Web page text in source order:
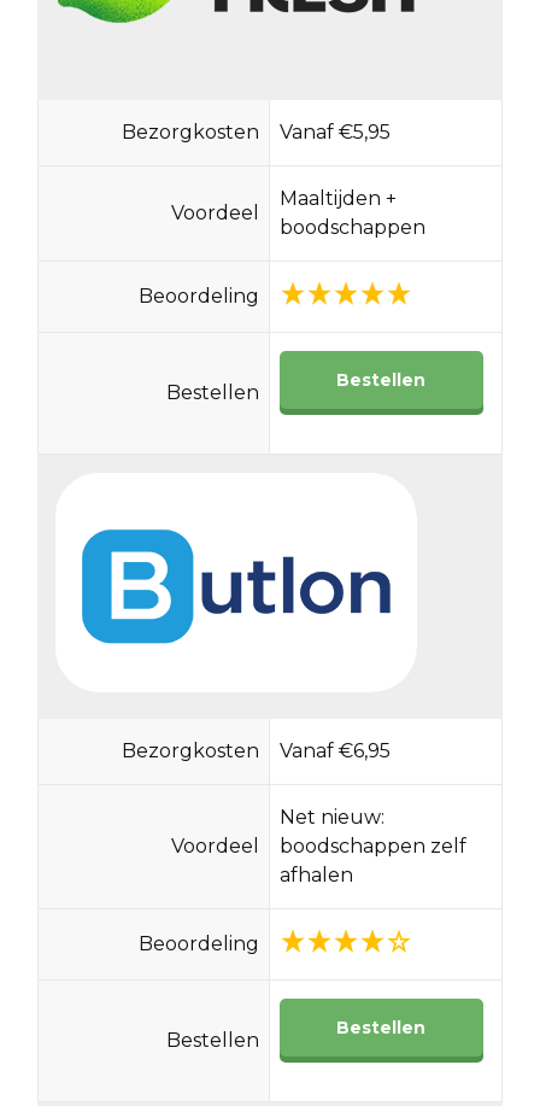
Bezorgkosten Vanaf €5,95
Voordeel
Maaltijden +
boodschappen
Beoordeling
Bestellen
Bestellen
Bezorgkosten Vanaf €6,95
Voordeel
Net nieuw:
boodschappen zelf
afhalen
Beoordeling
Bestellen
Bestellen